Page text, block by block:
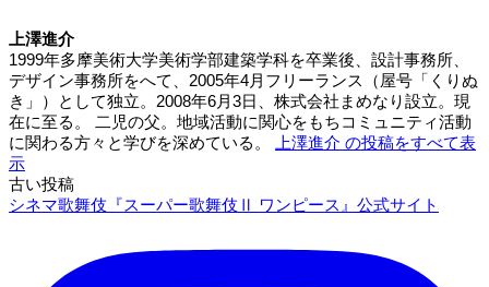
上澤進介
1999年多摩美術大学美術学部建築学科を卒業後、設計事務所、
デザイン事務所をへて、2005年4月フリーランス（屋号「くりぬ
き」）として独立。2008年6月3日、株式会社まめなり設立。現
在に至る。 二児の父。地域活動に関心をもちコミュニティ活動
に関わる方々と学びを深めている。
上澤進介 の投稿をすべて表
示
投
古い投稿
シネマ歌舞伎『スーパー歌舞伎Ⅱ ワンピース』公式サイト